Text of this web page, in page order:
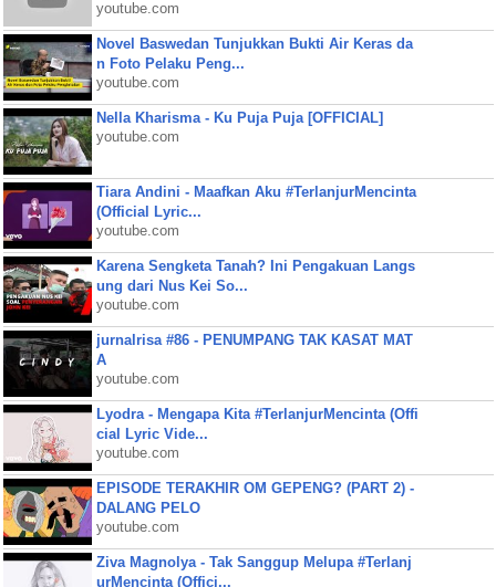
youtube.com
Novel Baswedan Tunjukkan Bukti Air Keras da
n Foto Pelaku Peng...
youtube.com
Nella Kharisma - Ku Puja Puja [OFFICIAL]
youtube.com
Tiara Andini - Maafkan Aku #TerlanjurMencinta
(Official Lyric...
youtube.com
Karena Sengketa Tanah? Ini Pengakuan Langs
ung dari Nus Kei So...
youtube.com
jurnalrisa #86 - PENUMPANG TAK KASAT MAT
A
youtube.com
Lyodra - Mengapa Kita #TerlanjurMencinta (Offi
cial Lyric Vide...
youtube.com
EPISODE TERAKHIR OM GEPENG? (PART 2) -
DALANG PELO
youtube.com
Ziva Magnolya - Tak Sanggup Melupa #Terlanj
urMencinta (Offici...